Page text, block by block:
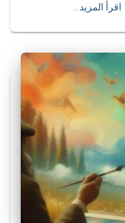
اقرأ المزيد…